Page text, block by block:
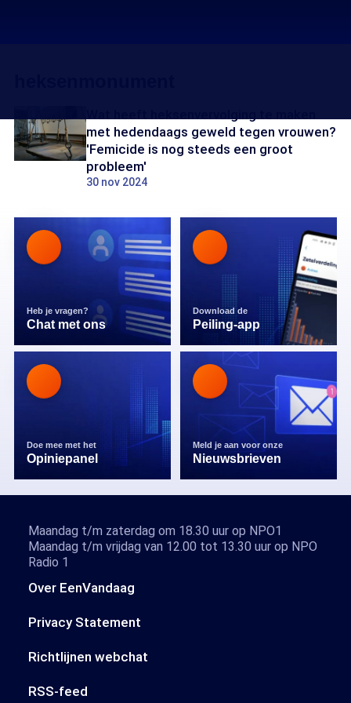
met hedendaags geweld tegen vrouwen?
'Femicide is nog steeds een groot
probleem'
30 nov 2024
Heb je vragen?
Chat met ons
Download de
Peiling-app
Doe mee met het
Opiniepanel
Meld je aan voor onze
Nieuwsbrieven
Over EenVandaag
Privacy Statement
Richtlijnen webchat
RSS-feed
Maandag t/m zaterdag om 18.30 uur op NPO1
Maandag t/m vrijdag van 12.00 tot 13.30 uur op NPO
Radio 1